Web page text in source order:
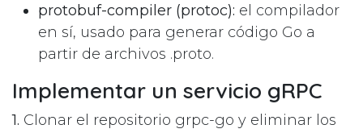
protobuf-compiler (protoc): el compilador
en sí, usado para generar código Go a
partir de archivos .proto.
Implementar un servicio gRPC
1. Clonar el repositorio grpc-go y eliminar los